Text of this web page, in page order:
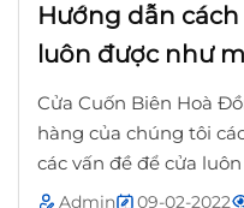
Hướng dẫn
luôn được như
Cửa Cuốn Biên Hoà
hàng của chúng tôi
các vấn đề để cửa
Admin 09-02-2022